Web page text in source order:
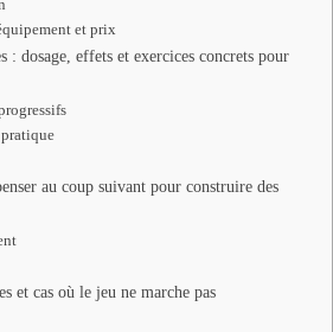
et prix
: dosage, effets et exercices concrets pour
au coup suivant pour construire des
et cas où le jeu ne marche pas